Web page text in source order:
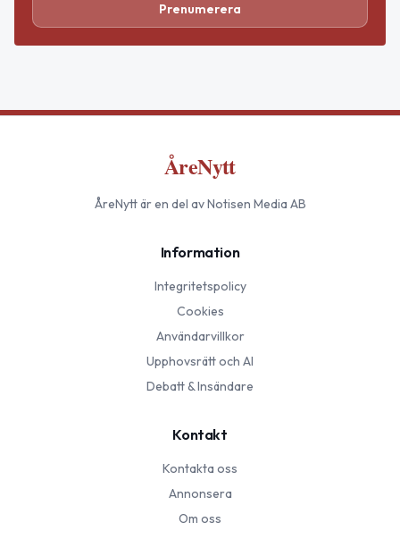
Prenumerera
ÅreNytt
ÅreNyttär en del av Notisen Media AB
Information
Integritetspolicy
Cookies
Användarvillkor
Upphovsrätt och AI
Debatt & Insändare
Kontakt
Kontakta oss
Annonsera
Om oss